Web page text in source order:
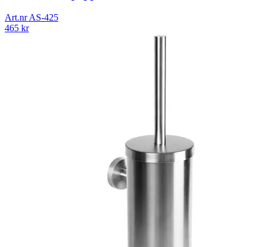
Art.nrAS-425
465 kr